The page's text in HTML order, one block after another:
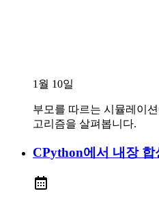
1월 10일
부모를 따르는 시뮬레이
고리즘을 살펴봅니다.
CPython에서 내장 합